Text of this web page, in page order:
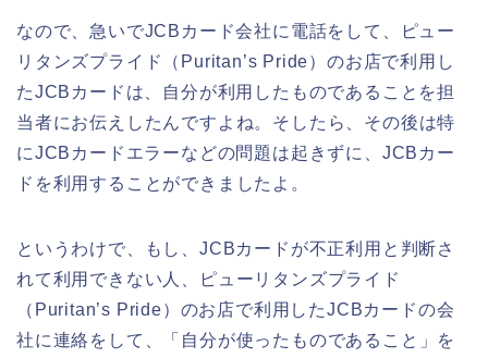
なので、急いでJCBカード会社に電話をして、ピュー
リタンズプライド（Puritan’s Pride）のお店で利用し
たJCBカードは、自分が利用したものであることを担
当者にお伝えしたんですよね。そしたら、その後は特
にJCBカードエラーなどの問題は起きずに、JCBカー
ドを利用することができましたよ。
というわけで、もし、JCBカードが不正利用と判断さ
れて利用できない人、ピューリタンズプライド
（Puritan’s Pride）のお店で利用したJCBカードの会
社に連絡をして、「自分が使ったものであること」を